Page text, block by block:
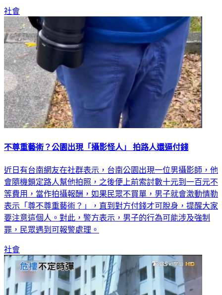
社會
不尊重藝術？公園出現「攝影怪人」 拍路人還逼付錢
近日有台南網友在社群表示，台南公園出現一位男攝影師，他
會隨機鎖定路人幫他拍照，之後便上前索討數十元到一百元不
等費用，當作拍攝報酬，如果民眾不買單，男子就會激動情勒
表示「尊不尊重藝術？」，直到對方付錢才可脫身，提醒大家
要注意這個人。對此，警方表示，男子的行為可能涉及強制
罪，民眾遇到可報警處理。
社會